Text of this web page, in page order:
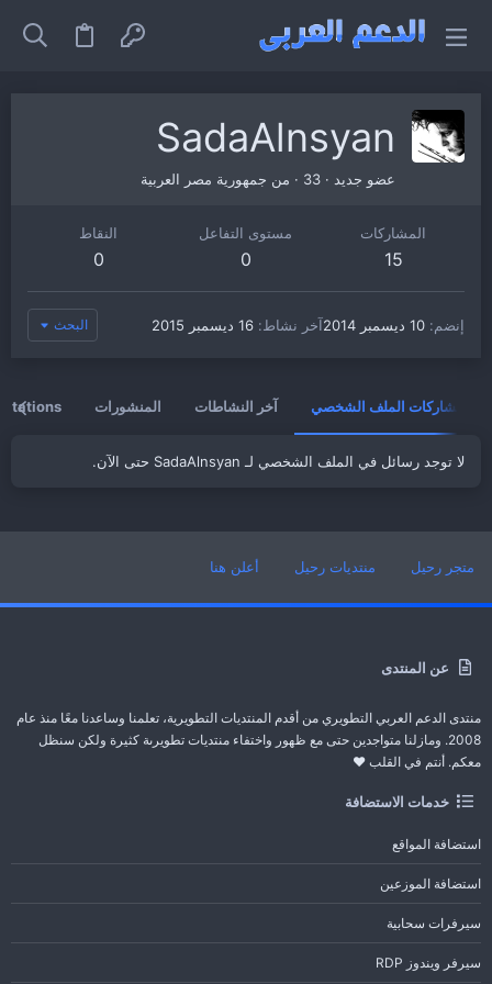
SadaAlnsyan
عضو جديد ·
· من جمهورية مصر العربية
المشاركات
15
مستوى التفاعل
0
النقاط
0
إنضم 10 ديسمبر 2014 آخر نشاط 16 ديسمبر 2015 البحث
مشاركات الملف الشخصي آخر النشاطات المنشورات
لا توجد رسائل في الملف الشخصي لـ SadaAlnsyan حتى الآن.
عن المنتدى
منتدى الدعم العربي التطويري من أقدم المنتديات التطويرية، تعلمنا وساعدنا معًا منذ عام
2008. ومازلنا متواجدين حتى مع ظهور واختفاء منتديات تطويرىة كثيرة ولكن سنظل
معكم. أنتم في القلب ❤️
خدمات الاستضافة
استضافة المواقع
استضافة الموزعين
سيرفرات سحابية
سيرفر ويندوز RDP
متجر رحيل منتديات رحيل أعلن هنا